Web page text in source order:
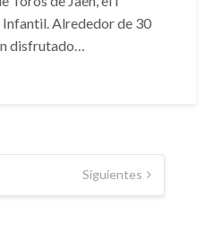
Alrededor de 30
disfrutado…
Siguientes